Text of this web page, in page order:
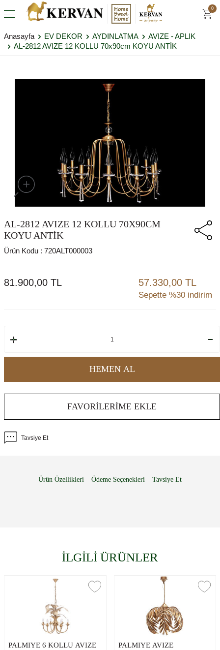
0
Anasayfa EV DEKOR AYDINLATMA
AVIZE - APLIK
AL-2812 AVIZE 12 KOLLU 70x90cm KOYU ANTİK
AL-2812 AVIZE 12 KOLLU 70X90CM
KOYU ANTİK
Ürün Kodu : 720ALT000003
81.900,00 TL 57.330,00 TL
Sepette %30 indirim
HEMEN AL
FAVORILERIME EKLE
Tavsiye Et
Ürün Özellikleri Ödeme Seçenekleri Tavsiye Et
İLGİLİ ÜRÜNLER
PALMIYE 6 KOLLU AVIZE
PALMIYE AVIZE